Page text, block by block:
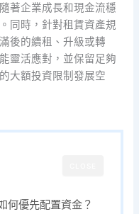
著企業成長和現金流穩
同時，針對租賃資產規
後的續租、升級或轉
靈活應對，並保留足夠
大額投資限制發展空
何優先配置資金？